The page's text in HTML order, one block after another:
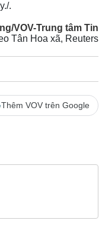
.
VOV-Trung tâm Tin
Tân Hoa xã, Reuters
Thêm VOV trên Google